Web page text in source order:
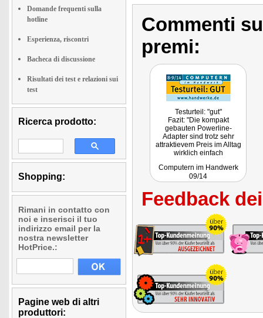
Domande frequenti sulla
hotline
Esperienza, riscontri
Bacheca di discussione
Risultati dei test e relazioni sui
test
Ricerca prodotto:
Shopping:
Rimani in contatto con
noi e inserisci il tuo
indirizzo email per la
nostra newsletter
HotPrice.:
Pagine web di altri
produttori:
Commenti
premi:
Testurteil: "gut"
Fazit: "Die kompakt
gebauten Powerline-
Adapter sind trotz sehr
attraktievem Preis im Alltag
wirklich einfach
auch sehr zuverlässig."
Computern im Handwerk
09/14
Feedback